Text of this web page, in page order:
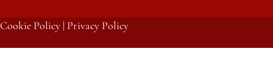
Cookie Policy | Privacy Policy